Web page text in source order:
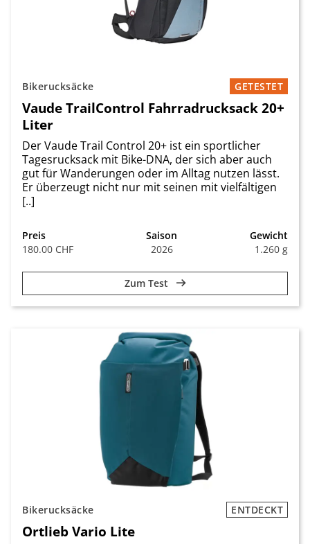
Bikerucksäcke GETESTET
Vaude TrailControl Fahrradrucksack 20+
Liter
Der Vaude Trail Control 20+ ist ein sportlicher
Tagesrucksack mit Bike-DNA, der sich aber auch
gut für Wanderungen oder im Alltag nutzen lässt.
Er überzeugt nicht nur mit seinen mit vielfältigen
[..]
Preis
180.00 CHF
Saison
2026
Gewicht
1.260 g
Zum Test
Bikerucksäcke ENTDECKT
Ortlieb Vario Lite